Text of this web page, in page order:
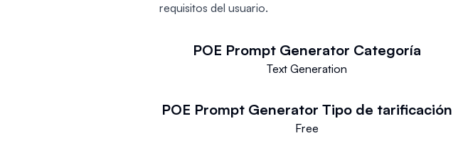
requisitos del usuario.
POE Prompt Generator Categoría
Text Generation
POE Prompt Generator Tipo de tarificación
Free